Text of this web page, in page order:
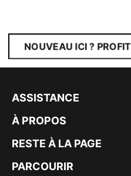
NOUVEAU ICI ?
ASSISTANCE
À PROPOS
RESTE À LA PAGE
PARCOURIR